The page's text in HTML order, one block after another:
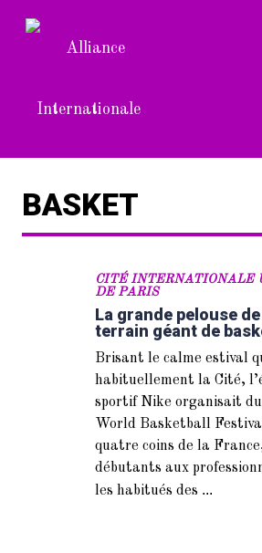
BASKET
CITÉ INTERNATIONALE
DE PARIS
La grande pelouse
terrain géant de
Brisant le calme estival
habituellement la Cité,
sportif Nike organisait
World Basketball
quatre coins de la
débutants aux
les habitués des ...